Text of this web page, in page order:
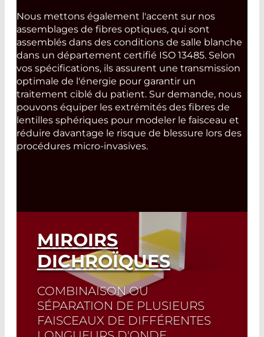
Nous mettons également l'accent sur nos
assemblages de fibres optiques, qui sont
assemblés dans des conditions de salle blanche
dans un département certifié ISO 13485. Selon
vos spécifications, ils assurent une transmission
optimale de l'énergie pour garantir un
traitement ciblé du patient. Sur demande, nous
pouvons équiper les extrémités des fibres de
lentilles sphériques pour modeler le faisceau et
réduire davantage le risque de blessure lors des
procédures micro-invasives.
MIROIRS
DICHROÏQUES
COMBINAISON OU
SÉPARATION DE PLUSIEURS
FAISCEAUX DE DIFFÉRENTES